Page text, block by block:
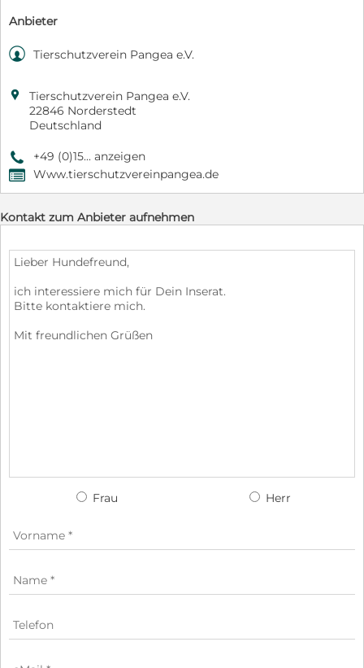
Anbieter
 Tierschutzverein Pangea e.V.

Tierschutzverein Pangea e.V.
22846 Norderstedt
Deutschland
9 +49 (0)15... anzeigen
, Www.tierschutzvereinpangea.de
Kontakt zum Anbieter aufnehmen
Frau Herr